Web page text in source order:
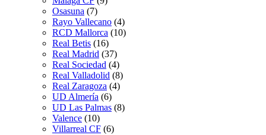
Osasuna (7)
Rayo Vallecano (4)
RCD Mallorca (10)
Real Betis (16)
Real Madrid (37)
Real Sociedad (4)
Real Valladolid (8)
Real Zaragoza (4)
UD Almería (6)
UD Las Palmas (8)
Valence (10)
Villarreal CF (6)